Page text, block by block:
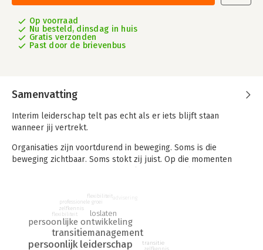
Op voorraad
Nu besteld, dinsdag in huis
Gratis verzonden
Past door de brievenbus
Samenvatting
Interim leiderschap telt pas echt als er iets blijft staan
wanneer jij vertrekt.
Organisaties zijn voortdurend in beweging. Soms is die
beweging zichtbaar. Soms stokt zij juist. Op die momenten
gevraagd om richting te geven, te begeleiden en verandering
mogelijk te maken.
Toch worden zij vaak niet vanzelf gezien als betrokken en
loyaal onderdeel van de reis van de organisatie. Eerder als
persoonlijk leiderschap
transitiemanagement
persoonlijke ontwikkeling
loslaten
transitie
zelfkennis
flexibiliteit
zelfkennis
professionele groei
flexibiliteitadvisering